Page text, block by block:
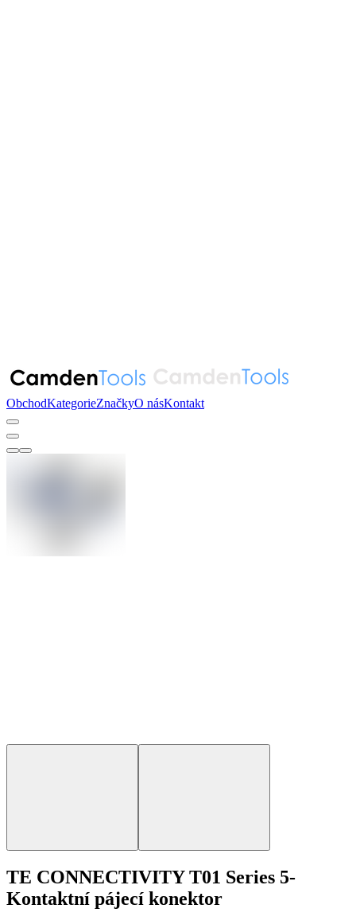
ObchodKategorieZnačkyO násKontakt
TE CONNECTIVITY T01 Series 5-
Kontaktní pájecí konektor